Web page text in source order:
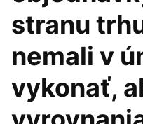
stranu
nemali v
vykonať,